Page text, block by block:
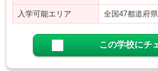
入学可能エリア 全国47都道府県
この学校にチ